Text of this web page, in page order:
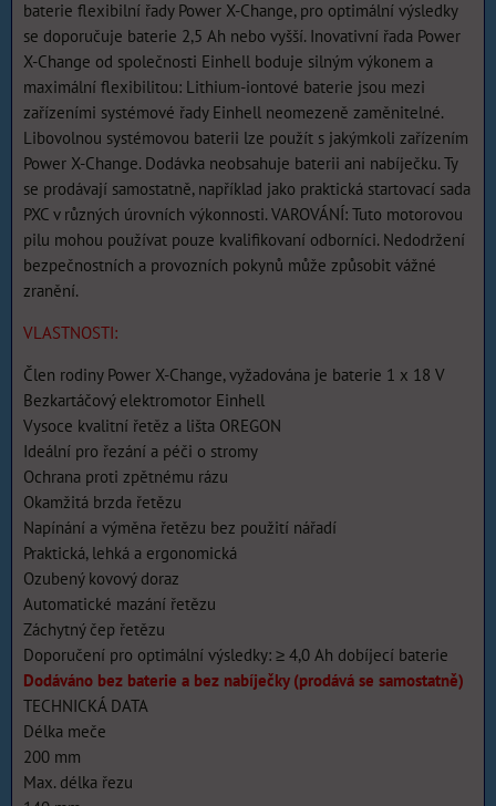
baterie flexibilní řady Power X-Change, pro optimální výsledky
se doporučuje baterie 2,5 Ah nebo vyšší. Inovativní řada Power
X-Change od společnosti Einhell boduje silným výkonem a
maximální flexibilitou: Lithium-iontové baterie jsou mezi
zařízeními systémové řady Einhell neomezeně zaměnitelné.
Libovolnou systémovou baterii lze použít s jakýmkoli zařízením
Power X-Change. Dodávka neobsahuje baterii ani nabíječku. Ty
se prodávají samostatně, například jako praktická startovací sada
PXC v různých úrovních výkonnosti. VAROVÁNÍ: Tuto motorovou
pilu mohou používat pouze kvalifikovaní odborníci. Nedodržení
bezpečnostních a provozních pokynů může způsobit vážné
zranění.
VLASTNOSTI:
Člen rodiny Power X-Change, vyžadována je baterie 1 x 18 V
Bezkartáčový elektromotor Einhell
Vysoce kvalitní řetěz a lišta OREGON
Ideální pro řezání a péči o stromy
Ochrana proti zpětnému rázu
Okamžitá brzda řetězu
Napínání a výměna řetězu bez použití nářadí
Praktická, lehká a ergonomická
Ozubený kovový doraz
Automatické mazání řetězu
Záchytný čep řetězu
Doporučení pro optimální výsledky: ≥ 4,0 Ah dobíjecí baterie
Dodáváno bez baterie a bez nabíječky (prodává se samostatně)
TECHNICKÁ DATA
Délka meče
200 mm
Max. délka řezu